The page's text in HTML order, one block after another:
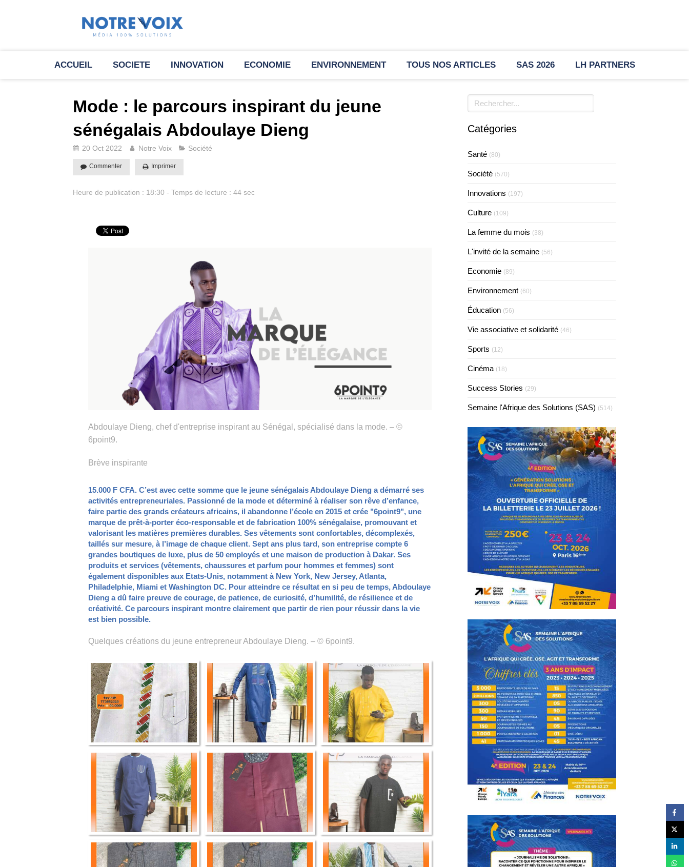
ACCUEIL SOCIETE INNOVATION ECONOMIE ENVIRONNEMENT TOUS NOS ARTICLES SAS 2026 LH PARTNERS
Mode : le parcours inspirant du jeune
sénégalais Abdoulaye Dieng
20 Oct 2022 Notre Voix Société
Commenter Imprimer
Heure de publication : 18:30 - Temps de lecture : 44 sec
Abdoulaye Dieng, chef d'entreprise inspirant au Sénégal, spécialisé dans la mode. – ©
6point9.
Brève inspirante
15.000 F CFA. C’est avec cette somme que le jeune sénégalais Abdoulaye Dieng a démarré ses
activités entrepreneuriales. Passionné de la mode et déterminé à réaliser son rêve d’enfance,
faire partie des grands créateurs africains, il abandonne l’école en 2015 et crée "6point9", une
marque de prêt-à-porter éco-responsable et de fabrication 100% sénégalaise, promouvant et
valorisant les matières premières durables. Ses vêtements sont confortables, décomplexés,
taillés sur mesure, à l’image de chaque client. Sept ans plus tard, son entreprise compte 6
grandes boutiques de luxe, plus de 50 employés et une maison de production à Dakar. Ses
produits et services (vêtements, chaussures et parfum pour hommes et femmes) sont
également disponibles aux Etats-Unis, notamment à New York, New Jersey, Atlanta,
Philadelphie, Miami et Washington DC. Pour atteindre ce résultat en si peu de temps, Abdoulaye
Dieng a dû faire preuve de courage, de patience, de curiosité, d’humilité, de résilience et de
créativité. Ce parcours inspirant montre clairement que partir de rien pour réussir dans la vie
est bien possible.
Quelques créations du jeune entrepreneur Abdoulaye Dieng. – © 6point9.
Rechercher
Catégories
Santé (80)
Société (570)
Innovations (197)
Culture (109)
La femme du mois (38)
L'invité de la semaine (56)
Economie (89)
Environnement (60)
Éducation (56)
Vie associative et solidarité (46)
Sports (12)
Cinéma (18)
Success Stories (29)
Semaine l'Afrique des Solutions (SAS) (514)